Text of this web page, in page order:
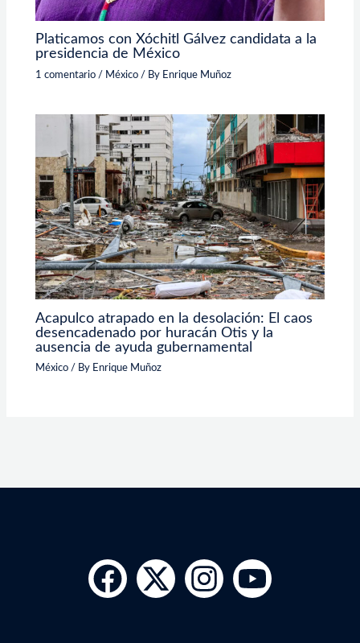
Platicamos con Xóchitl Gálvez candidata a la
presidencia de México
1 comentario / México / By Enrique Muñoz
Acapulco atrapado en la desolación: El caos
desencadenado por huracán Otis y la
ausencia de ayuda gubernamental
México / By Enrique Muñoz